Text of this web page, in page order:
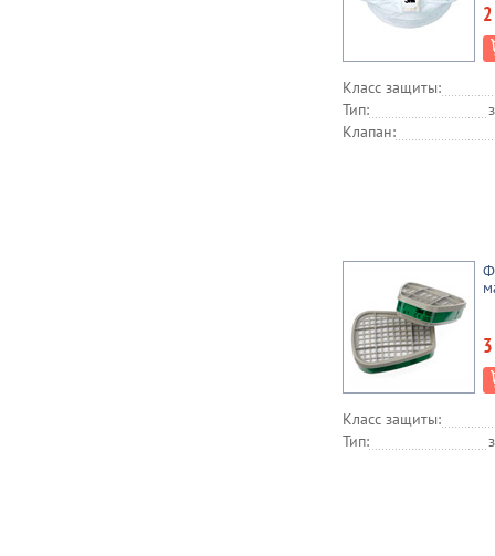
Класс защиты:
Тип:
Клапан:
Класс защиты:
Тип: